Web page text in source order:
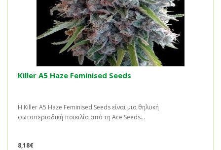
Killer A5 Haze Feminised Seeds
Η Killer A5 Haze Feminised Seeds είναι μια θηλυκή
φωτοπεριοδική ποικιλία από τη Ace Seeds...
8,18€